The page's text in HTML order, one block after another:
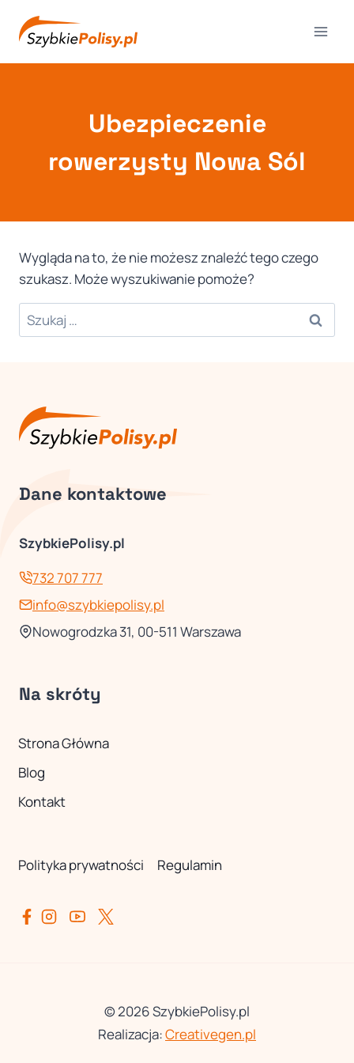
Ubezpieczenie
rowerzysty Nowa Sól
Wygląda na to, że nie możesz znaleźć tego czego
szukasz. Może wyszukiwanie pomoże?
Szukaj:
Dane kontaktowe
SzybkiePolisy.pl
732 707 777
info@szybkiepolisy.pl
Nowogrodzka 31, 00-511 Warszawa
Na skróty
Strona Główna
Blog
Kontakt
Polityka prywatności Regulamin
© 2026 SzybkiePolisy.pl
Realizacja:Creativegen.pl